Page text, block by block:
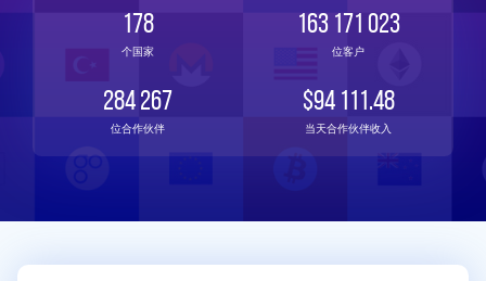
178
个国家
163 171 023
位客户
284 267
位合作伙伴
$94 111.48
当天合作伙伴收入